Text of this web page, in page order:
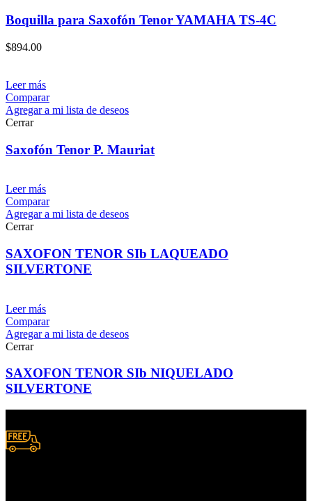
Boquilla para Saxofón Tenor YAMAHA TS-4C
$894.00
Leer más
Comparar
Agregar a mi lista de deseos
Cerrar
Saxofón Tenor P. Mauriat
Leer más
Comparar
Agregar a mi lista de deseos
Cerrar
SAXOFON TENOR SIb LAQUEADO
SILVERTONE
Leer más
Comparar
Agregar a mi lista de deseos
Cerrar
SAXOFON TENOR SIb NIQUELADO
SILVERTONE